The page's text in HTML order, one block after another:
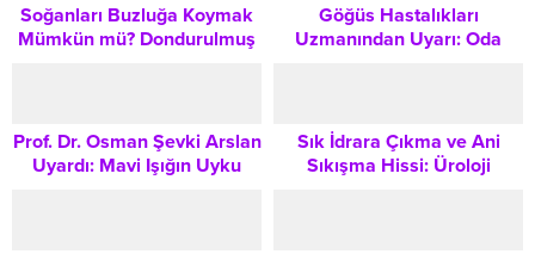
Soğanları Buzluğa Koymak
Mümkün mü? Dondurulmuş
Göğüs Hastalıkları
Uzmanından Uyarı: Oda
Prof. Dr. Osman Şevki Arslan
Uyardı: Mavi Işığın Uyku
Sık İdrara Çıkma ve Ani
Sıkışma Hissi: Üroloji